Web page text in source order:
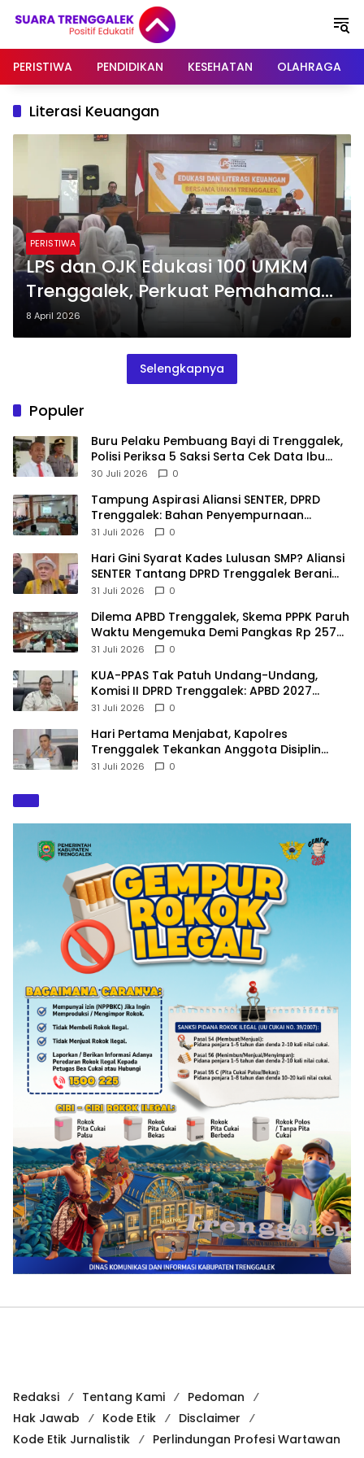
PERISTIWA
PENDIDIKAN KESEHATAN OLAHRAGA
Literasi Keuangan
PERISTIWA
LPS dan OJK Edukasi 100 UMKM
Trenggalek, Perkuat Pemahaman
Pengelolaan Keuangan
8 April 2026
Selengkapnya
Populer
Buru Pelaku Pembuang Bayi di Trenggalek,
Polisi Periksa 5 Saksi Serta Cek Data Ibu
Melahirkan
30 Juli 2026 0
Tampung Aspirasi Aliansi SENTER, DPRD
Trenggalek: Bahan Penyempurnaan
Raperda Desa dan Pilkades
31 Juli 2026 0
Hari Gini Syarat Kades Lulusan SMP? Aliansi
SENTER Tantang DPRD Trenggalek Berani
Gunakan Open Legal Policy!
31 Juli 2026 0
Dilema APBD Trenggalek, Skema PPPK Paruh
Waktu Mengemuka Demi Pangkas Rp 257
Miliar
31 Juli 2026 0
KUA-PPAS Tak Patuh Undang-Undang,
Komisi II DPRD Trenggalek: APBD 2027
Terancam Sanksi
31 Juli 2026 0
Hari Pertama Menjabat, Kapolres
Trenggalek Tekankan Anggota Disiplin
Hindari Pelanggaran
31 Juli 2026 0
Redaksi Tentang Kami
Pedoman
Hak Jawab
Kode Etik
Disclaimer
Kode Etik Jurnalistik
Perlindungan Profesi Wartawan